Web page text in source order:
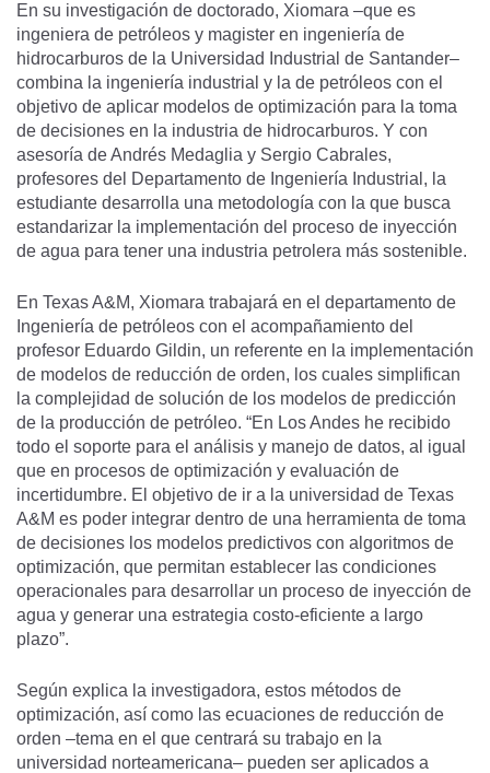
En su investigación de doctorado, Xiomara –que es
ingeniera de petróleos y magister en ingeniería de
hidrocarburos de la Universidad Industrial de Santander–
combina la ingeniería industrial y la de petróleos con el
objetivo de aplicar modelos de optimización para la toma
de decisiones en la industria de hidrocarburos. Y con
asesoría de Andrés Medaglia y Sergio Cabrales,
profesores del Departamento de Ingeniería Industrial, la
estudiante desarrolla una metodología con la que busca
estandarizar la implementación del proceso de inyección
de agua para tener una industria petrolera más sostenible.
En Texas A&M, Xiomara trabajará en el departamento de
Ingeniería de petróleos con el acompañamiento del
profesor Eduardo Gildin, un referente en la implementación
de modelos de reducción de orden, los cuales simplifican
la complejidad de solución de los modelos de predicción
de la producción de petróleo. “En Los Andes he recibido
todo el soporte para el análisis y manejo de datos, al igual
que en procesos de optimización y evaluación de
incertidumbre. El objetivo de ir a la universidad de Texas
A&M es poder integrar dentro de una herramienta de toma
de decisiones los modelos predictivos con algoritmos de
optimización, que permitan establecer las condiciones
operacionales para desarrollar un proceso de inyección de
agua y generar una estrategia costo-eficiente a largo
plazo”.
Según explica la investigadora, estos métodos de
optimización, así como las ecuaciones de reducción de
orden –tema en el que centrará su trabajo en la
universidad norteamericana– pueden ser aplicados a